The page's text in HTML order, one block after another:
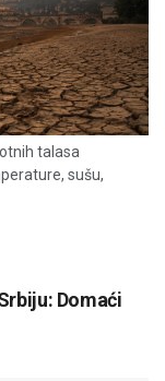
talasa
sušu,
Domaći